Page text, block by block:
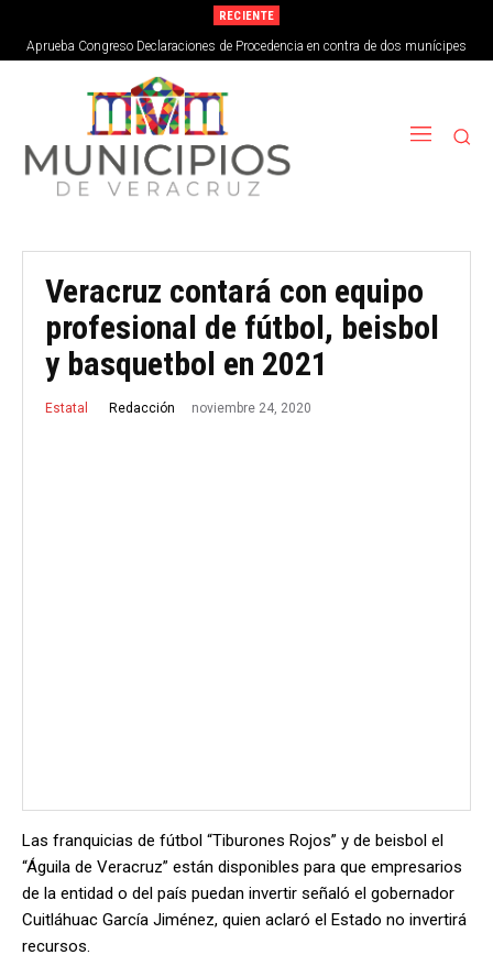
RECIENTE
Aprueba Congreso Declaraciones de Procedencia en contra de dos munícipes
Veracruz contará con equipo
profesional de fútbol, beisbol
y basquetbol en 2021
Estatal Redacción noviembre 24, 2020
Las franquicias de fútbol “Tiburones Rojos” y de beisbol el
“Águila de Veracruz” están disponibles para que empresarios
de la entidad o del país puedan invertir señaló el gobernador
Cuitláhuac García Jiménez, quien aclaró el Estado no invertirá
recursos.